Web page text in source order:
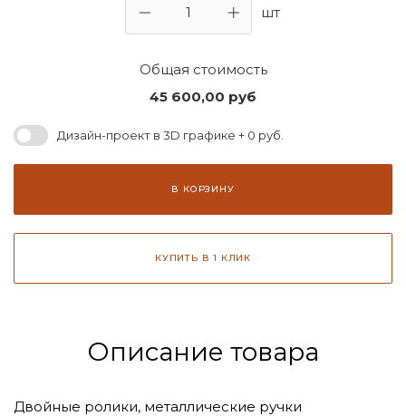
шт
Общая стоимость
45 600,00 руб
Дизайн-проект в 3D графике + 0 руб.
В КОРЗИНУ
КУПИТЬ В 1 КЛИК
Описание товара
Двойные ролики, металлические ручки